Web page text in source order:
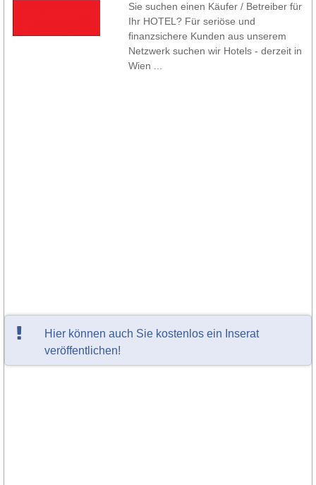
Sie suchen einen Käufer / Betreiber für
Ihr HOTEL? Für seriöse und
finanzsichere Kunden aus unserem
Netzwerk suchen wir Hotels - derzeit in
Wien ...
Hier können auch Sie kostenlos ein Inserat
veröffentlichen!